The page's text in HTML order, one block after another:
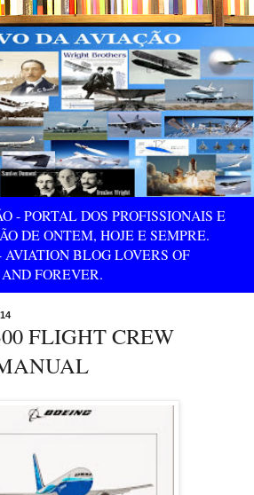
- PORTAL DOS PROFISSIONAIS E
DE ONTEM, HOJE E SEMPRE.
BLOG LOVERS OF
FOREVER.
FLIGHT CREW